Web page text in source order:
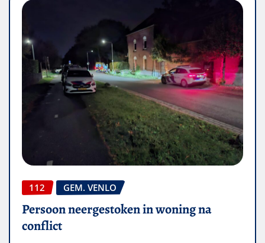
112 GEM. VENLO
Persoon neergestoken in woning na
conflict